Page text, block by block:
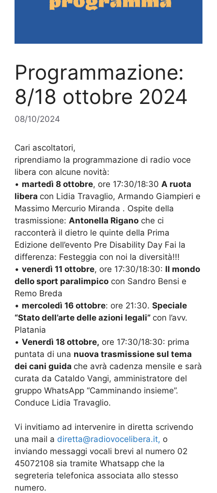
Programmazione:
8/18 ottobre 2024
08/10/2024
Cari ascoltatori,
riprendiamo la programmazione di radio voce
libera con alcune novità:
• martedì 8 ottobre, ore 17:30/18:30 A ruota
libera con Lidia Travaglio, Armando Giampieri e
Massimo Mercurio Miranda . Ospite della
trasmissione: Antonella Rigano che ci
racconterà il dietro le quinte della Prima
Edizione dell’evento Pre Disability Day Fai la
differenza: Festeggia con noi la diversità!!!
• venerdì 11 ottobre, ore 17:30/18:30: Il mondo
dello sport paralimpico con Sandro Bensi e
Remo Breda
• mercoledì 16 ottobre: ore 21:30. Speciale
“Stato dell’arte delle azioni legali” con l’avv.
Platania
• Venerdì 18 ottobre, ore 17:30/18:30: prima
puntata di una nuova trasmissione sul tema
dei cani guida che avrà cadenza mensile e sarà
curata da Cataldo Vangi, amministratore del
gruppo WhatsApp “Camminando insieme”.
Conduce Lidia Travaglio.
Vi invitiamo ad intervenire in diretta scrivendo
una mail a diretta@radiovocelibera.it, o
inviando messaggi vocali brevi al numero 02
45072108 sia tramite Whatsapp che la
segreteria telefonica associata allo stesso
numero.